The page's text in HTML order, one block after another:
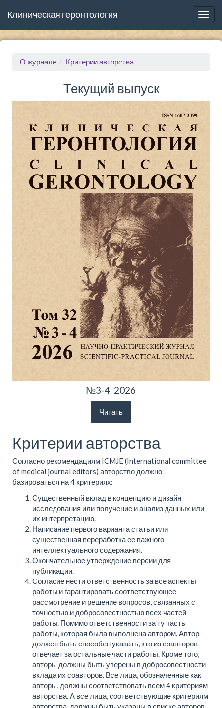
Клиническая геронтология
О журнале Критерии авторства
Текущий выпуск
№3-4, 2026
Читать
Критерии авторства
Согласно рекомендациям ICMJE (International committee
of medical journal editors) авторство должно
базироваться на 4 критериях:
Существенный вклад в концепцию и дизайн
исследования или получение и анализ данных или
их интерпретацию.
Написание первого варианта статьи или
существенная переработка ее важного
интеллектуального содержания.
Окончательное утверждение версии для
публикации.
Согласие нести ответственность за все аспекты
работы и гарантировать соответствующее
рассмотрение и решение вопросов, связанных с
точностью и добросовестностью всех частей
работы. Помимо ответственности за ту часть
работы, которая была выполнена автором. Автор
должен быть способен указать, кто из соавторов
отвечает за остальные части работы. Кроме того,
авторы должны быть уверены в добросовестности
вклада их соавторов. Все лица, обозначенные как
авторы, должны соответствовать всем 4 критериям
авторства. А все лица, соответствующие критериям
авторства, должны быть указаны в списке авторов.